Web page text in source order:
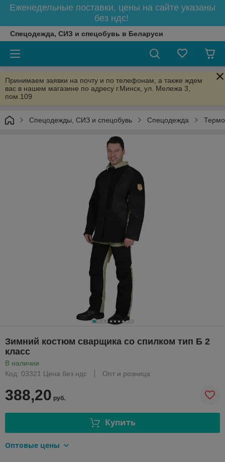
Еженедельные поставки, цены на сайте указаны
без ндс!
Спецодежда, СИЗ и спецобувь в Беларуси
Принимаем заявки на почту и по телефонам, а также ждем
вас в нашем магазине по адресу г.Минск, ул. Мележа 3,
пом.109
Спецодежды, СИЗ и спецобувь Спецодежда
Зимний костюм сварщика со спилком тип Б 2
класс
В наличии
Код: 03321 Цена без ндс
Опт и розница
388,20 руб.
Купить
Оптовые цены